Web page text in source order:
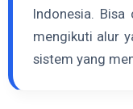
Indonesia.
mengikuti alur
sistem yang